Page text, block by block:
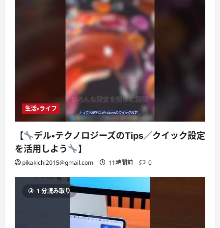
生活・ライフ
【
デル・テクノロジーズのTips／クイック設定
を活用しよう
】
pikakichi2015@gmail.com 11時間前 0
1 分読み取り